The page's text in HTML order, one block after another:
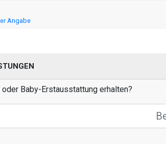
Angabe
Baby-Erstausstattung erhalten?